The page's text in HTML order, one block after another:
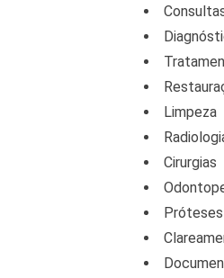
Limpeza
Cirurgias